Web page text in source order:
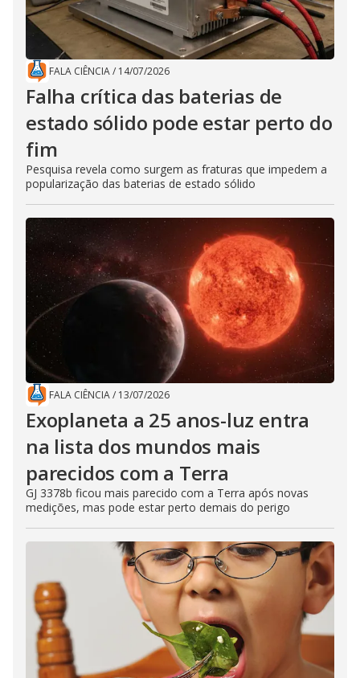
FALA CIÊNCIA/ 14/07/2026
Falha crítica das baterias de
estado sólido pode estar perto do
fim
Pesquisa revela como surgem as fraturas que impedem a
popularização das baterias de estado sólido
FALA CIÊNCIA/ 13/07/2026
Exoplaneta a 25 anos-luz entra
na lista dos mundos mais
parecidos com a Terra
GJ 3378b ficou mais parecido com a Terra após novas
medições, mas pode estar perto demais do perigo